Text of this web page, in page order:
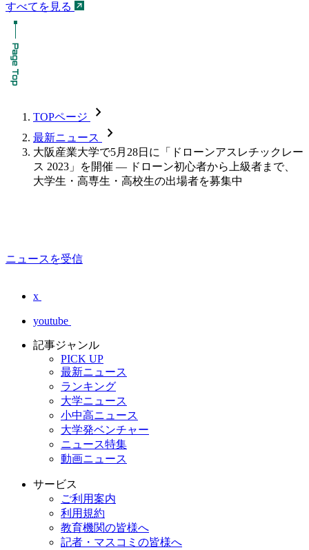
すべてを見る
TOPページ chevron_forward
最新ニュース chevron_forward
大阪産業大学で5月28日に「ドローンアスレチックレー
ス 2023」を開催 — ドローン初心者から上級者まで、
大学生・高専生・高校生の出場者を募集中
ニュースを受信
x
youtube
記事ジャンル
PICK UP
最新ニュース
ランキング
大学ニュース
小中高ニュース
大学発ベンチャー
ニュース特集
動画ニュース
サービス
ご利用案内
利用規約
教育機関の皆様へ
記者・マスコミの皆様へ